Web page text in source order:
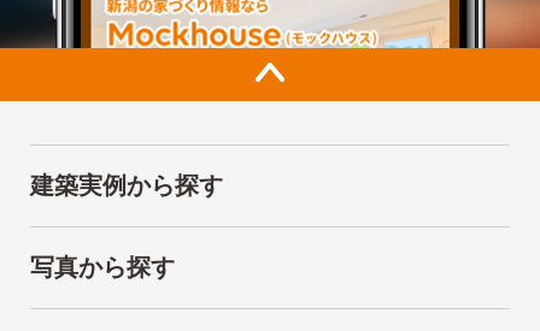
建築実例から探す
写真から探す